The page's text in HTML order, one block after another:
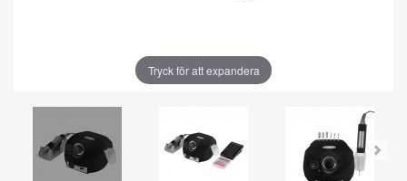
Tryck för att expandera